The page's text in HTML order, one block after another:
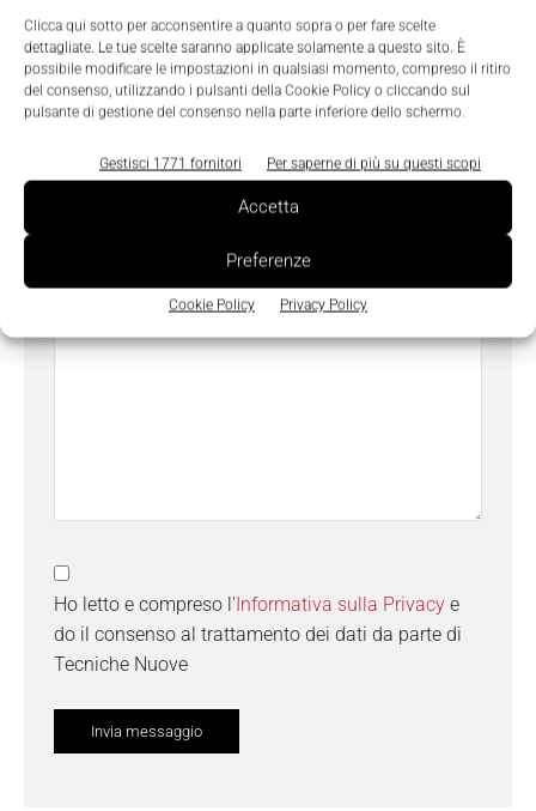
Clicca qui sotto per acconsentire a quanto sopra o per fare scelte
dettagliate. Le tue scelte saranno applicate solamente a questo sito. È
possibile modificare le impostazioni in qualsiasi momento, compreso il ritiro
del consenso, utilizzando i pulsanti della Cookie Policy o cliccando sul
pulsante di gestione del consenso nella parte inferiore dello schermo.
Gestisci 1771 fornitori Per saperne di più su questi scopi
Accetta
Preferenze
Cookie Policy Privacy Policy
Telefono
Ho letto e compreso l'Informativa sulla Privacy e
do il consenso al trattamento dei dati da parte di
Tecniche Nuove